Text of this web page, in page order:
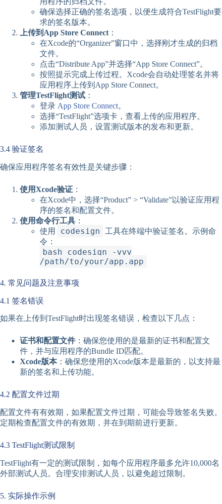
确保选择正确的签名选项，以便生成符合TestFlight要
求的签名版本。
上传到App Store Connect ：
在Xcode的“Organizer”窗口中，选择刚才生成的归档
文件。
点击“Distribute App”并选择“App Store Connect”。
按照提示完成上传过程。Xcode会自动处理签名并将
应用程序上传到App Store Connect。
管理TestFlight测试 ：
登录 App Store Connect。
选择“TestFlight”选项卡，查看上传的应用程序。
添加测试人员，设置测试版本的发布和更新。
3.4 验证签名
确保应用程序签名有效性是关键步骤：
使用Xcode验证 ：
在Xcode中，选择“Product” > “Validate”以验证应用程
序的签名和配置文件。
使用命令行工具 ：
使用
codesign
工具在终端中验证签名。示例命
令：
bash codesign -vvv
/path/to/your/app.app
4. 常见问题及注意事项
4.1 签名错误
如果在上传到TestFlight时出现签名错误，检查以下几点：
证书和配置文件：确保您使用的是最新的证书和配置文
件，并与应用程序的Bundle ID匹配。
Xcode版本：确保您使用的Xcode版本是最新的，以支持最
新的签名和上传功能。
4.2 配置文件过期
配置文件有有效期，如果配置文件过期，可能会导致签名失败。
定期检查配置文件的有效期，并在到期前进行更新。
4.3 TestFlight测试限制
TestFlight有一定的测试限制，如每个应用程序最多允许10,000名
外部测试人员。合理安排测试人员，以避免超过限制。
5. 实际操作示例